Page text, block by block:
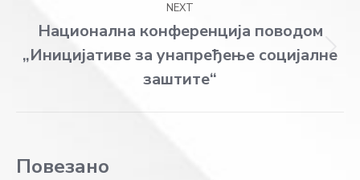
NEXT
Next
post:
Национална конференција поводом
„Иницијативе за унапређење социјалне
заштите“
Повезано